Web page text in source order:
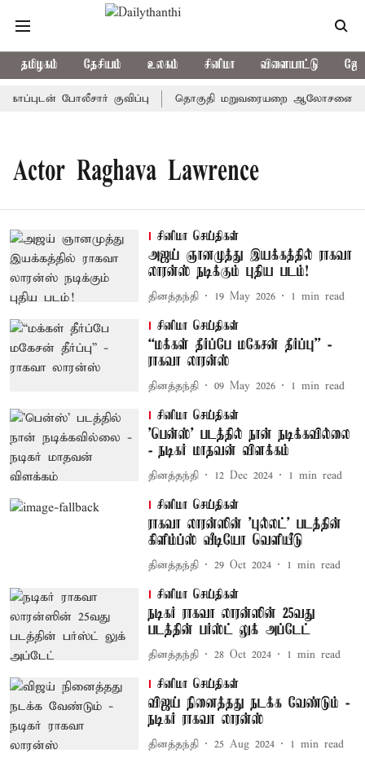
தமிழகம் தேசியம் உலகம் சினிமா விளையாட்டு
போலீசார் குவிப்பு தொகுதி மறுவரையறை ஆலோசனைக்
Actor Raghava Lawrence
சினிமா செய்திகள்
அஜய் ஞானமுத்து இயக்கத்தில் ராகவா
லாரன்ஸ் நடிக்கும் புதிய படம்!
தினத்தந்தி 19 May 2026 1 min read
சினிமா செய்திகள்
``மக்கள் தீர்ப்பே மகேசன் தீர்ப்பு'' -
ராகவா லாரன்ஸ்
தினத்தந்தி 09 May 2026 1 min read
சினிமா செய்திகள்
'பென்ஸ்' படத்தில் நான் நடிக்கவில்லை
- நடிகர் மாதவன் விளக்கம்
தினத்தந்தி 12 Dec 2024 1 min read
சினிமா செய்திகள்
ராகவா லாரன்ஸின் 'புல்லட்' படத்தின்
கிளிம்ப்ஸ் வீடியோ வெளியீடு
தினத்தந்தி 29 Oct 2024 1 min read
சினிமா செய்திகள்
நடிகர் ராகவா லாரன்ஸின் 25வது
படத்தின் பர்ஸ்ட் லுக் அப்டேட்
தினத்தந்தி 28 Oct 2024 1 min read
சினிமா செய்திகள்
விஜய் நினைத்தது நடக்க வேண்டும் -
நடிகர் ராகவா லாரன்ஸ்
தினத்தந்தி 25 Aug 2024 1 min read